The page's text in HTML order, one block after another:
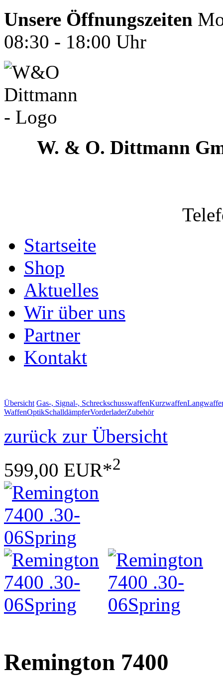
Unsere Öffnungszeiten
08:30 - 18:00 Uhr
W. & O. Dittmann
Startseite
Shop
Aktuelles
Wir über uns
Partner
Kontakt
Übersicht Gas-, Signal-, SchreckschusswaffenKurzwaffen
WaffenOptikSchalldämpferVorderladerZubehör
zurück zur Übersicht
599,00 EUR*2
Remington 7400